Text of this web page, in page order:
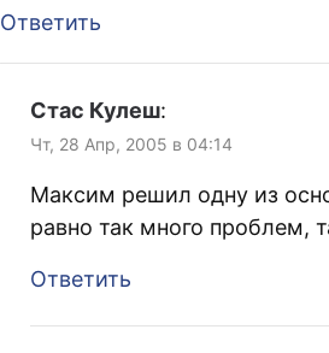
Ответить
Стас Кулеш:
Чт, 28 Апр, 2005 в 04:14
Максим решил одну из
равно так много проблем,
Ответить